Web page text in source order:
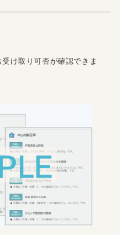
け取り可否が確認できま